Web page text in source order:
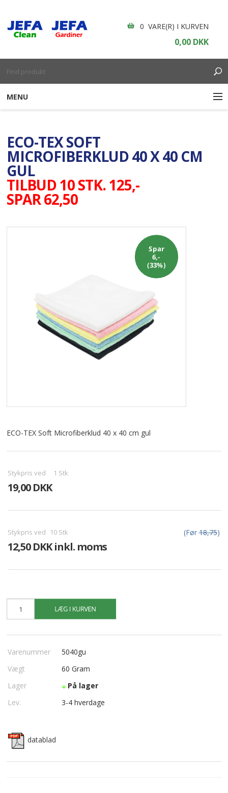
0 VARE(R) I KURVEN
0,00 DKK
MENU
ENGANGSARTIKLER
BOLIGINDRETNING
GARDINER
ALLE VARER I DENNE KATEGORI ER TIL 1/2 PRIS
KONTAKT
ECO-TEX SOFT
MICROFIBERKLUD 40 X 40 CM
GUL
TILBUD 10 STK. 125,-
SPAR 62,50
Spar
6,-
(33%)
ECO-TEX Soft Microfiberklud 40 x 40 cm gul
Stykpris ved 1 Stk
19,00 DKK
Stykpris ved 10 Stk (Før18,75)
12,50 DKK inkl. moms
Varenummer
5040gu
Vægt
60 Gram
Lager
På lager
Lev.
3-4 hverdage
datablad